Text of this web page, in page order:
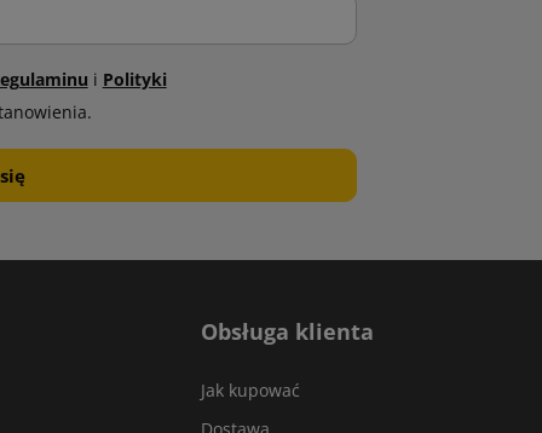
i Polityki
Obsługa klienta
Jak kupować